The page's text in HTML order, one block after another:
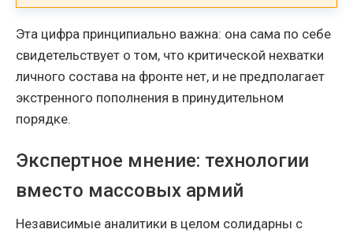
Эта цифра принципиально важна: она сама по себе
свидетельствует о том, что критической нехватки
личного состава на фронте нет, и не предполагает
экстренного пополнения в принудительном
порядке.
Экспертное мнение: технологии
вместо массовых армий
Независимые аналитики в целом солидарны с